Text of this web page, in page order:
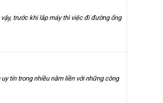
trước khi lắp máy thì việc đi đường ống
tín trong nhiều năm liền với những công